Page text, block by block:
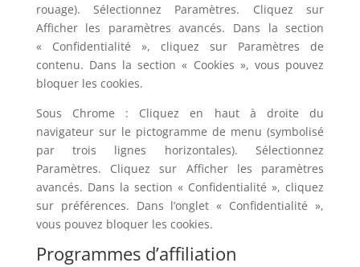
rouage). Sélectionnez Paramètres. Cliquez sur
Afficher les paramètres avancés. Dans la section
« Confidentialité », cliquez sur Paramètres de
contenu. Dans la section « Cookies », vous pouvez
bloquer les cookies.
Sous Chrome : Cliquez en haut à droite du
navigateur sur le pictogramme de menu (symbolisé
par trois lignes horizontales). Sélectionnez
Paramètres. Cliquez sur Afficher les paramètres
avancés. Dans la section « Confidentialité », cliquez
sur préférences. Dans l’onglet « Confidentialité »,
vous pouvez bloquer les cookies.
Programmes d’affiliation